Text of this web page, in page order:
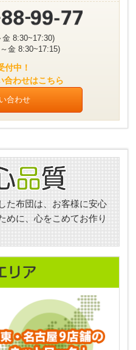
金 8:30~17:30)
金 8:30~17:15)
付中！
合わせはこちら
合わせ
た布団は、お客様に安心
めに、心をこめてお作り